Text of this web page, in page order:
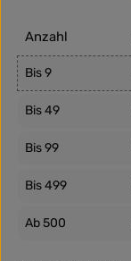
Anzahl
Bis9
Bis49
Bis99
Bis499
Ab500